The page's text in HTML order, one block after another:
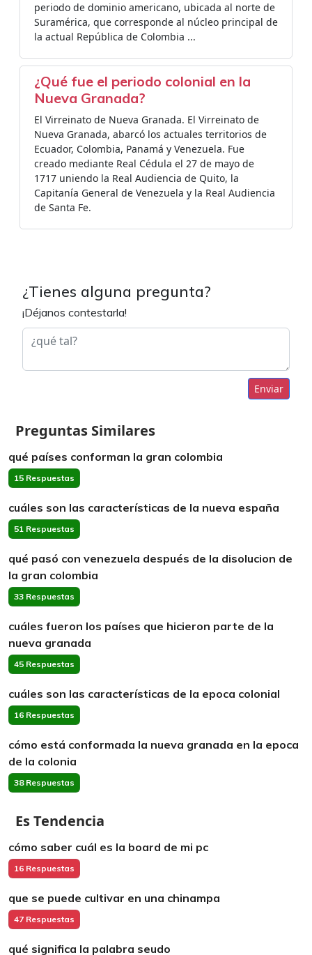
periodo de dominio americano, ubicada al norte de
Suramérica, que corresponde al núcleo principal de
la actual República de Colombia ...
¿Qué fue el periodo colonial en la
Nueva Granada?
El Virreinato de Nueva Granada. El Virreinato de
Nueva Granada, abarcó los actuales territorios de
Ecuador, Colombia, Panamá y Venezuela. Fue
creado mediante Real Cédula el 27 de mayo de
1717 uniendo la Real Audiencia de Quito, la
Capitanía General de Venezuela y la Real Audiencia
de Santa Fe.
¿Tienes alguna pregunta?
¡Déjanos contestarla!
Enviar
Preguntas Similares
qué países conforman la gran colombia
15 Respuestas
cuáles son las características de la nueva españa
51 Respuestas
qué pasó con venezuela después de la disolucion de
la gran colombia
33 Respuestas
cuáles fueron los países que hicieron parte de la
nueva granada
45 Respuestas
cuáles son las características de la epoca colonial
16 Respuestas
cómo está conformada la nueva granada en la epoca
de la colonia
38 Respuestas
Es Tendencia
cómo saber cuál es la board de mi pc
16 Respuestas
que se puede cultivar en una chinampa
47 Respuestas
qué significa la palabra seudo